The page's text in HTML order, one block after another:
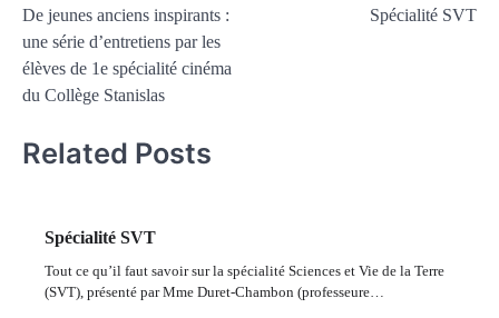
De jeunes anciens inspirants :
une série d’entretiens par les
élèves de 1e spécialité cinéma
du Collège Stanislas
Spécialité SVT
Related Posts
Spécialité SVT
Tout ce qu’il faut savoir sur la spécialité Sciences et Vie de la Terre
(SVT), présenté par Mme Duret-Chambon (professeure…